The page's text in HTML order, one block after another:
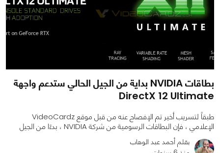
بطاقات NVIDIA بداية من الجيل الحالي ستدعم واجهة
DirectX 12 Ultimate
طبقاً لتسريب أخير تم الإفصاح عنه من قبل موقع VideoCardz
الإعلامي ، فإن البطاقات الرسومية من شركة NVIDIA ، بدءًا من الجيل
بقلم أحمد عبد الوهاب